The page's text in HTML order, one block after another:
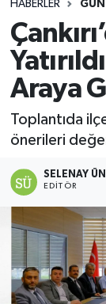
HABERLER
Araya
Toplantıda
önerileri
SELENAY
EDITÖR